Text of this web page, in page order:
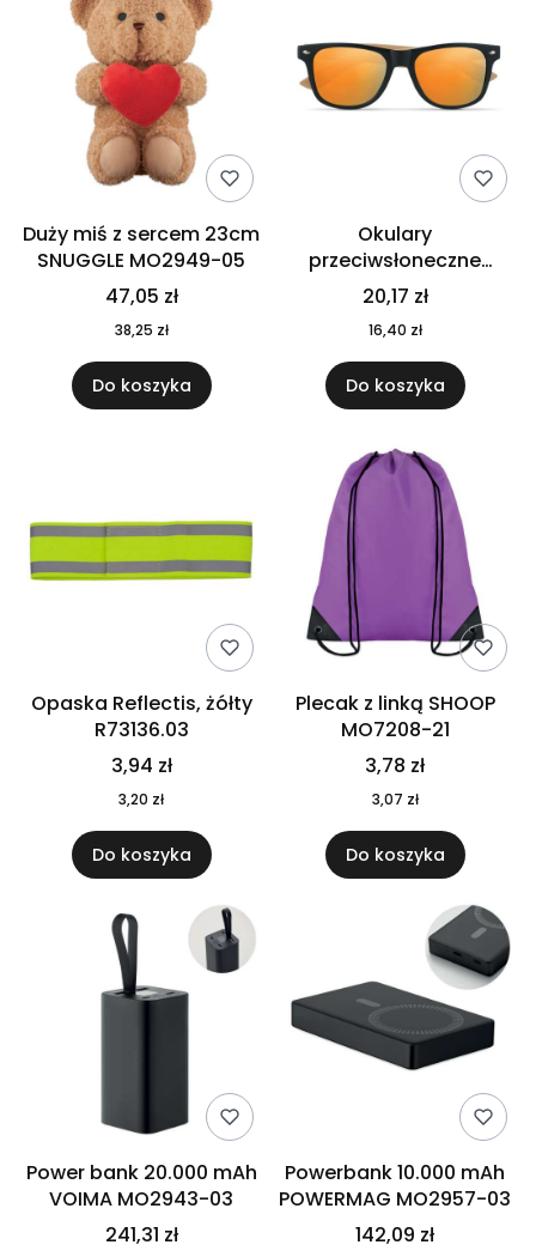
Duży miś z sercem 23cm
SNUGGLE MO2949-05
47,05 zł
38,25 zł
Do koszyka
Okulary
przeciwsłoneczne
CALIFORNIA TOUCH
MO9617-10
20,17 zł
16,40 zł
Do koszyka
Opaska Reflectis, żółty
R73136.03
3,94 zł
3,20 zł
Do koszyka
Plecak z linką SHOOP
MO7208-21
3,78 zł
3,07 zł
Do koszyka
Power bank 20.000 mAh
VOIMA MO2943-03
241,31 zł
Powerbank 10.000 mAh
POWERMAG MO2957-03
142,09 zł